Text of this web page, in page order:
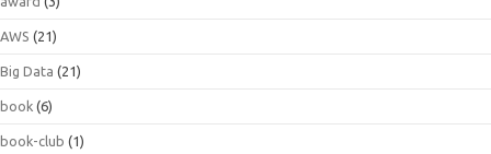
AWS (21)
Big Data (21)
book (6)
book-club (1)